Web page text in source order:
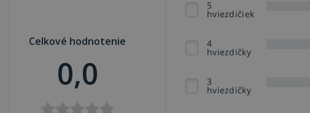
Celkové hodnotenie
0,0
5
hviezdičiek
4
hviezdičky
3
hviezdičky